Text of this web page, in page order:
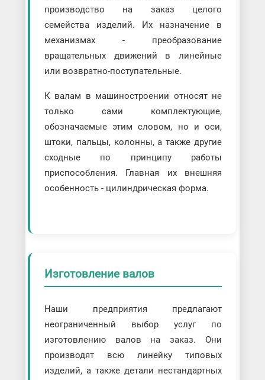
производство на заказ целого
семейства изделий. Их назначение в
механизмах - преобразование
вращательных движений в линейные
или возвратно-поступательные.
К валам в машиностроении относят не
только сами комплектующие,
обозначаемые этим словом, но и оси,
штоки, пальцы, колонны, а также другие
сходные по принципу работы
приспособления. Главная их внешняя
особенность - цилиндрическая форма.
Изготовление валов
Наши предприятия предлагают
неограниченный выбор услуг по
изготовлению валов на заказ. Они
производят всю линейку типовых
изделий, а также детали нестандартных